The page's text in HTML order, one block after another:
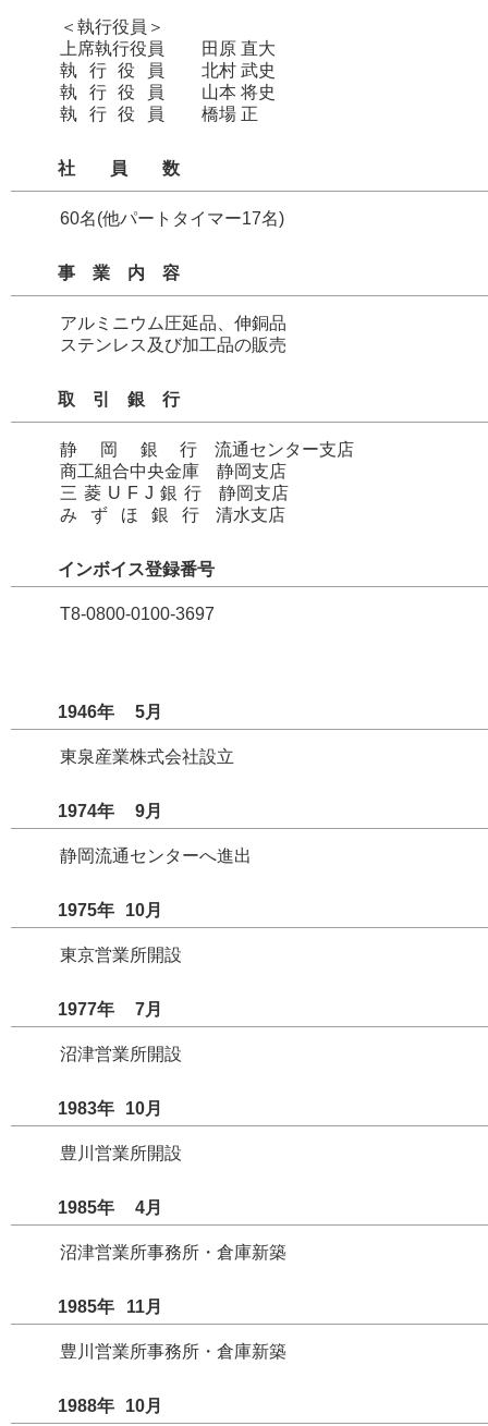
＜執行役員＞
上席執行役員
田原 直大
執行役員
北村 武史
執行役員
山本 将史
執行役員
橋場 正
社員数
60名(他パートタイマー17名)
事業内容
アルミニウム圧延品、伸銅品
ステンレス及び加工品の販売
取引銀行
静岡銀行流通センター支店
商工組合中央金庫 静岡支店
三菱UFJ銀行静岡支店
みずほ銀行清水支店
インボイス登録番号
T8-0800-0100-3697
1946年 5月
東泉産業株式会社設立
1974年 9月
静岡流通センターへ進出
1975年 10月
東京営業所開設
1977年 7月
沼津営業所開設
1983年 10月
豊川営業所開設
1985年 4月
沼津営業所事務所・倉庫新築
1985年 11月
豊川営業所事務所・倉庫新築
1988年 10月